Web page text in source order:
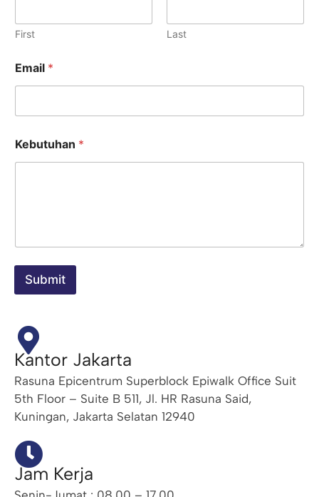
u
n
N
m
L
n
First Last
Email *
Kebutuhan *
Submit
Kantor Jakarta
Rasuna Epicentrum Superblock Epiwalk Office Suit
5th Floor – Suite B 511, Jl. HR Rasuna Said,
Kuningan, Jakarta Selatan 12940
Jam Kerja